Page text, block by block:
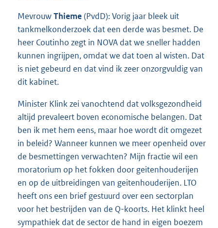
MevrouwThieme(PvdD): Vorig jaar bleek uit
tankmelkonderzoek dat een derde was besmet. De
heer Coutinho zegt in NOVA dat we sneller hadden
kunnen ingrijpen, omdat we dat toen al wisten. Dat
is niet gebeurd en dat vind ik zeer onzorgvuldig van
dit kabinet.
Minister Klink zei vanochtend dat volksgezondheid
altijd prevaleert boven economische belangen. Dat
ben ik met hem eens, maar hoe wordt dit omgezet
in beleid? Wanneer kunnen we meer openheid over
de besmettingen verwachten? Mijn fractie wil een
moratorium op het fokken door geitenhouderijen
en op de uitbreidingen van geitenhouderijen. LTO
heeft ons een brief gestuurd over een sectorplan
voor het bestrijden van de Q-koorts. Het klinkt heel
sympathiek dat de sector de hand in eigen boezem